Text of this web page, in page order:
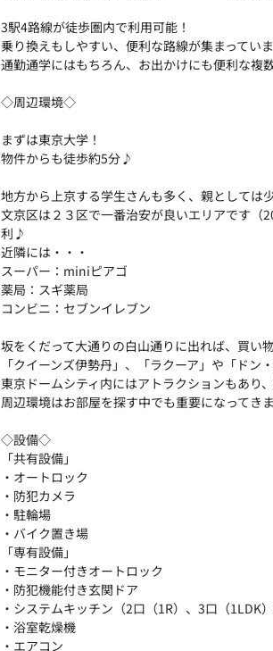
3駅4路線が徒歩圏内で利用可能！
乗り換えもしやすい、便利な路線が集まっていま
通勤通学にはもちろん、お出かけにも便利な複
◇周辺環境◇
まずは東京大学！
物件からも徒歩約5分♪
地方から上京する学生さんも多く、親としては
文京区は２３区で一番治安が良いエリアです（
利♪
近隣には・・・
スーパー：miniピアゴ
薬局：スギ薬局
コンビニ：セブンイレブン
坂をくだって大通りの白山通りに出れば、買い
「クイーンズ伊勢丹」、「ラクーア」や「ド
東京ドームシティ内にはアトラクションもあり
周辺環境はお部屋を探す中でも重要になってき
◇設備◇
「共有設備」
・オートロック
・防犯カメラ
・駐輪場
・バイク置き場
「専有設備」
・モニター付きオートロック
・防犯機能付き玄関ドア
・システムキッチン（2口（1R）、3口（1LDK
・浴室乾燥機
・エアコン